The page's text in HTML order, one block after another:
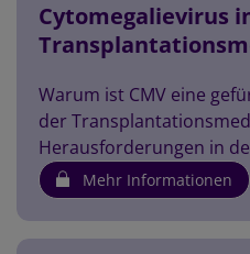
Cytomegalievirus
Warum ist CMV eine
der
Herausforderungen in
Mehr Informationen